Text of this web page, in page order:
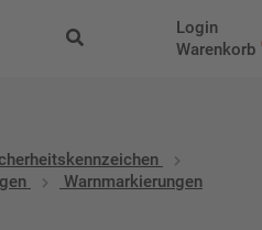
Login
Warenkorb
Warnmarkierungen